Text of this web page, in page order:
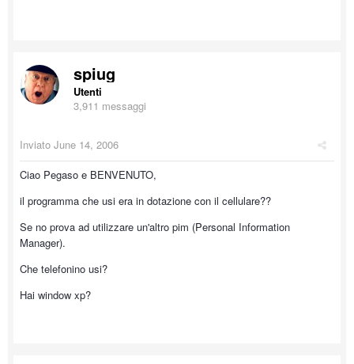
spiug
Utenti
3,911 messaggi
Inviato June 14, 2006
Ciao Pegaso e BENVENUTO,
il programma che usi era in dotazione con il cellulare??
Se no prova ad utilizzare un'altro pim (Personal Information
Manager).
Che telefonino usi?
Hai window xp?